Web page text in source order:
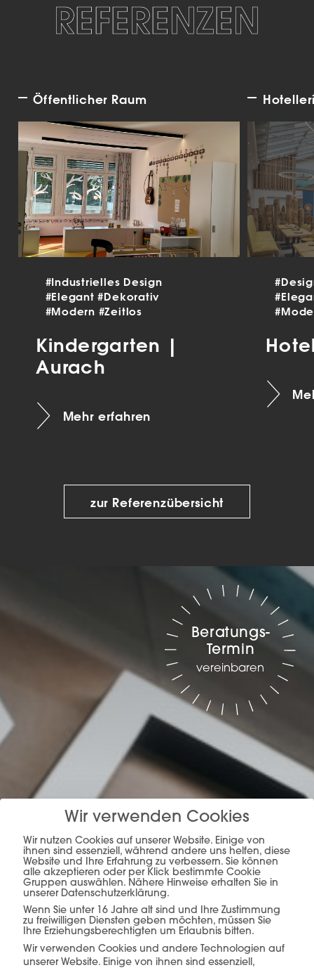
REFERENZEN
Öffentlicher Raum
#Industrielles Design
#Elegant#Dekorativ
#Modern #Zeitlos
Kindergarten |
Aurach
Mehr erfahren
zur Referenzübersicht
Planung, Produktion &
Verkauf –alles aus
einer Hand.
mehr erfahren
Beratungs-
Termin
vereinbaren
Wir verwenden Cookies
Wir nutzen Cookies auf unserer Website. Einige von
ihnen sind essenziell, während andere uns helfen, diese
Website und Ihre Erfahrung zu verbessern. Sie können
alle akzeptieren oder per Klick bestimmte Cookie
Gruppen auswählen. Nähere Hinweise erhalten Sie in
unserer Datenschutzerklärung.
Wenn Sie unter 16 Jahre alt sind und Ihre Zustimmung
zu freiwilligen Diensten geben möchten, müssen Sie
Ihre Erziehungsberechtigten um Erlaubnis bitten.
Wir verwenden Cookies und andere Technologien auf
unserer Website. Einige von ihnen sind essenziell,